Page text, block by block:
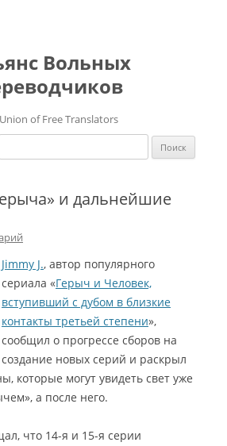
Вольных
of Free Translators
и дальнейшие
Jimmy J., автор популярного
сериала «Герыч и Человек,
вступивший с дубом в близкие
контакты третьей степени»,
сообщил о прогрессе сборов на
создание новых серий и раскрыл
которые могут увидеть свет уже
а после него.
что 14-я и 15-я серии